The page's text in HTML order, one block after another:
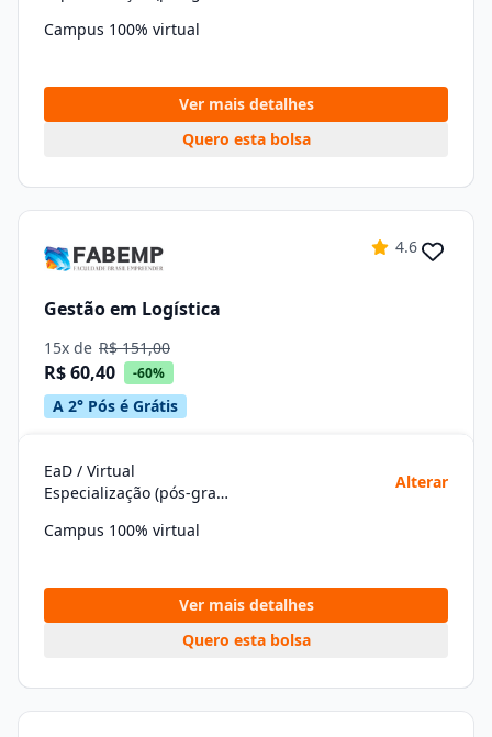
Campus 100% virtual
Ver mais detalhes
Quero esta bolsa
4.6
Gestão em Logística
15x de R$ 151,00
R$ 60,40 -60%
A 2° Pós é Grátis
EaD / Virtual
Especialização (pós-graduação)
Alterar
Campus 100% virtual
Ver mais detalhes
Quero esta bolsa